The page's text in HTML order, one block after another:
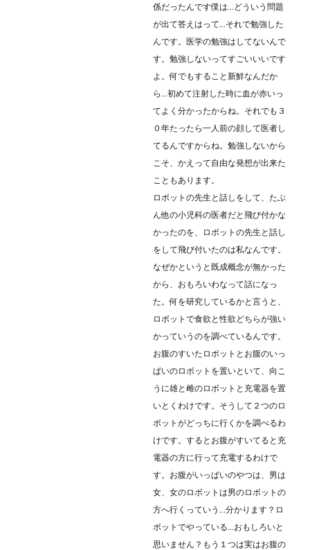
係だったんです僕は…どういう問題
が出て答えはって…それで勉強した
んです。医学の勉強はしてないんで
す。勉強しないってすごいいいです
よ。何でもすること新鮮なんだか
ら…初めて注射した時に血が赤いっ
てよく分かったからね。それでも３
０年たったら一人前の顔して医者し
てるんですからね。勉強しないから
こそ、かえって自由な発想が出来た
こともあります。
ロボットの先生と話しをして、たぶ
ん他の小児科の医者だと飛び付かな
かったのを、ロボットの先生と話し
をして飛び付いたのは私なんです。
なぜかというと既成概念が無かった
から、おもろいわなって話になっ
た。何を研究しているかと言うと、
ロボットで食欲と性欲どちらが強い
かっていうのを調べているんです。
お腹のすいたロボットとお腹のいっ
ぱいのロボットを置いといて、向こ
うに雄と雌のロボットと充電器を置
いとくわけです。そうして２つのロ
ボットがどっちに行くかを調べるわ
けです。するとお腹がすいてると充
電器の方に行って充電するわけで
す。お腹がいっぱいのやつは、男は
女、女のロボットは男のロボットの
方へ行くっていう…分かります？ロ
ボットでやっている…おもしろいと
思いません？もう１つは実はお腹の